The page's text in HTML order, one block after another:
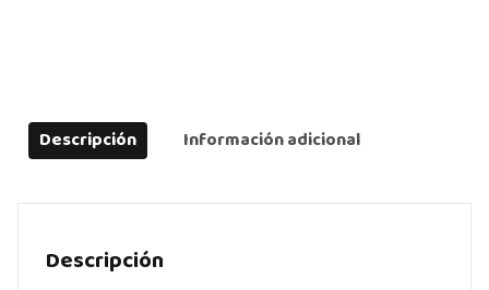
78
quantity
Descripción Información adicional
Descripción